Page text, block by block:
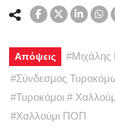
Απόψεις #Μιχάλης
#Σύνδεσμος
#Τυροκόμοι #
#Χαλλούμι ΠΟΠ